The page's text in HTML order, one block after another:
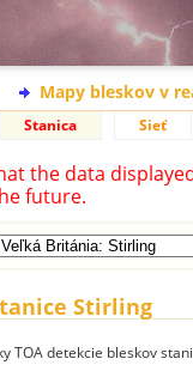
Mapy bleskov v
Stanica Sieť
the data
future.
Stirling
TOA detekcie bleskov